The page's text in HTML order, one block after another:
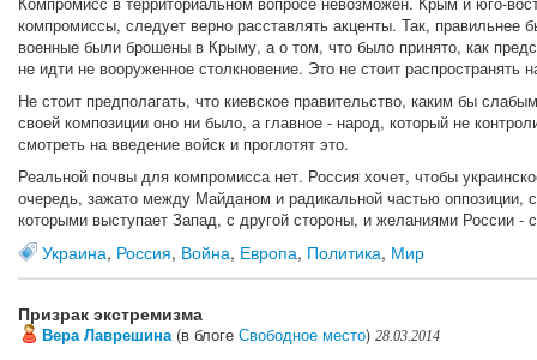
компромиссы, следует верно расставлять акценты. Так, правильнее
военные были брошены в Крыму, а о том, что было принято, как
не идти не вооруженное столкновение. Это не стоит распространять
Не стоит предполагать, что киевское правительство, каким бы
своей композиции оно ни было, а главное - народ, который не
смотреть на введение войск и проглотят это.
Реальной почвы для компромисса нет. Россия хочет, чтобы
очередь, зажато между Майданом и радикальной частью оппозиции,
которыми выступает Запад, с другой стороны, и желаниями России -
Украина, Россия, Война, Европа, Политика, Мир
Призрак экстремизма
Вера Лаврешина (в блоге Свободное место) 28.03.2014